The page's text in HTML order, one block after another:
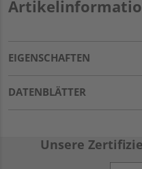
EIGENSCHAFTEN
DATENBLÄTTER
Unsere